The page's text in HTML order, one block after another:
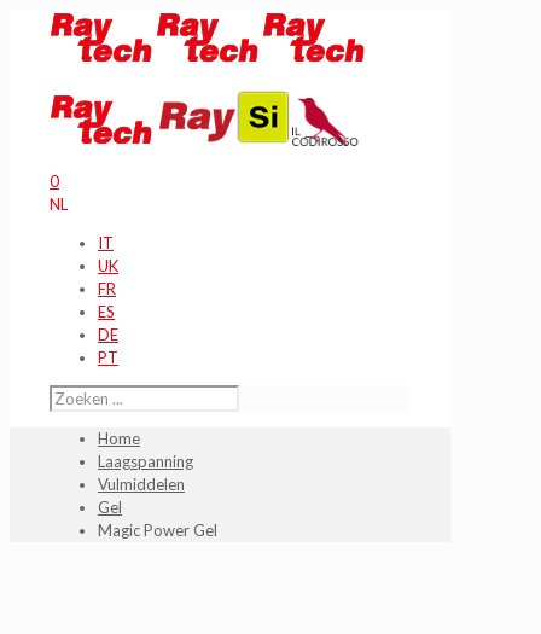
0
NL
IT
UK
FR
ES
DE
PT
Home
Laagspanning
Vulmiddelen
Gel
Magic Power Gel